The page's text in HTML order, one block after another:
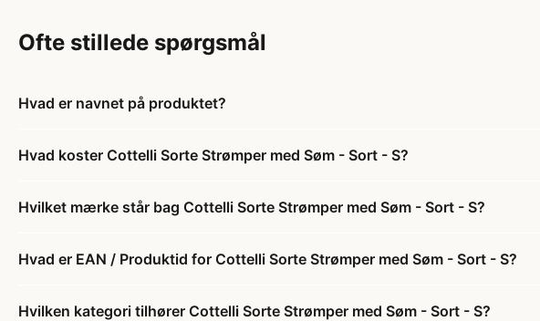
Ofte stillede spørgsmål
Hvad er navnet på produktet?
Hvad koster Cottelli Sorte Strømper med Søm - Sort - S?
Hvilket mærke står bag Cottelli Sorte Strømper med Søm - Sort - S?
Hvad er EAN / Produktid for Cottelli Sorte Strømper med Søm - Sort - S?
Hvilken kategori tilhører Cottelli Sorte Strømper med Søm - Sort - S?